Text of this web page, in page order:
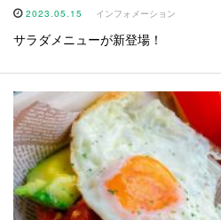
2023.05.15 インフォメーション
サラダメニューが新登場！